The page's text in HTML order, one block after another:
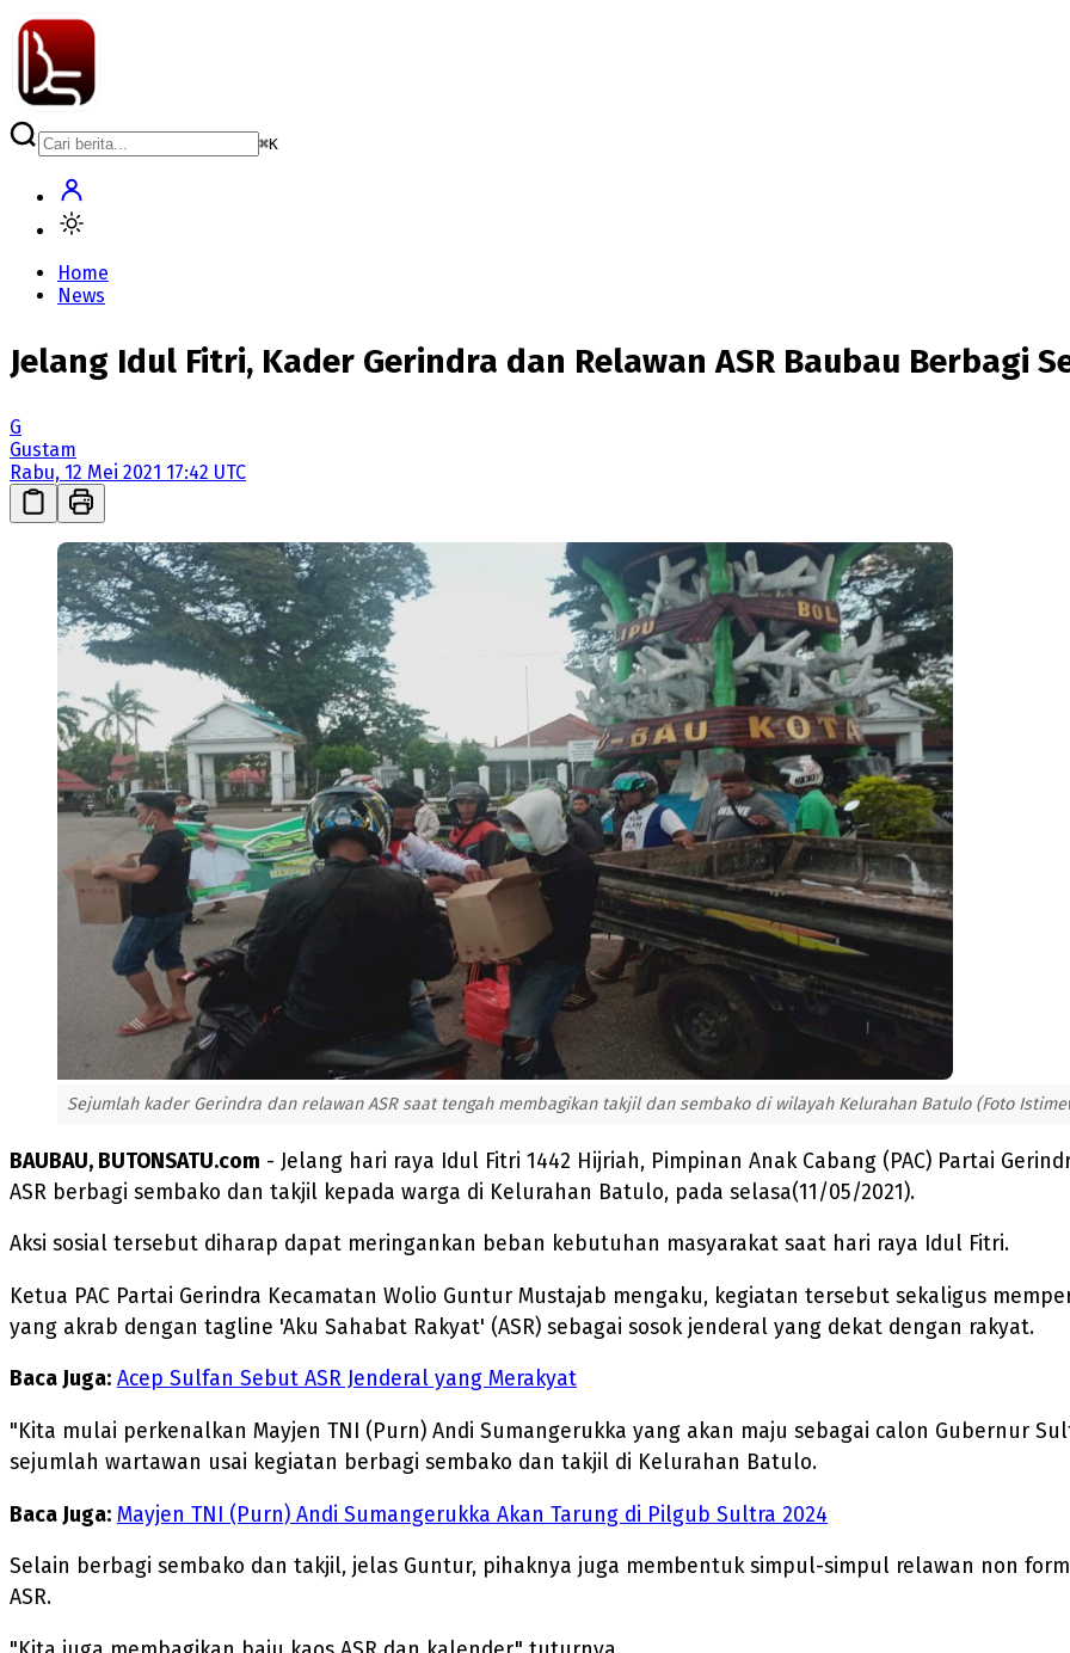
⌘K
Home
News
Jelang Idul Fitri, Kader Gerindra dan Relawan ASR Baubau Berbagi
G
Gustam
Rabu, 12 Mei 2021 17:42 UTC
Sejumlah kader Gerindra dan relawan ASR saat tengah membagikan takjil dan sembako di wilayah Kelurahan Batulo (Foto
BAUBAU, BUTONSATU.com - Jelang hari raya Idul Fitri 1442 Hijriah, Pimpinan Anak Cabang (PAC) Partai
ASR berbagi sembako dan takjil kepada warga di Kelurahan Batulo, pada selasa(11/05/2021).
Aksi sosial tersebut diharap dapat meringankan beban kebutuhan masyarakat saat hari raya Idul Fitri.
Ketua PAC Partai Gerindra Kecamatan Wolio Guntur Mustajab mengaku, kegiatan tersebut sekaligus
yang akrab dengan tagline 'Aku Sahabat Rakyat' (ASR) sebagai sosok jenderal yang dekat dengan rakyat.
Baca Juga: Acep Sulfan Sebut ASR Jenderal yang Merakyat
"Kita mulai perkenalkan Mayjen TNI (Purn) Andi Sumangerukka yang akan maju sebagai calon Gubernur
sejumlah wartawan usai kegiatan berbagi sembako dan takjil di Kelurahan Batulo.
Baca Juga: Mayjen TNI (Purn) Andi Sumangerukka Akan Tarung di Pilgub Sultra 2024
Selain berbagi sembako dan takjil, jelas Guntur, pihaknya juga membentuk simpul-simpul relawan non
ASR.